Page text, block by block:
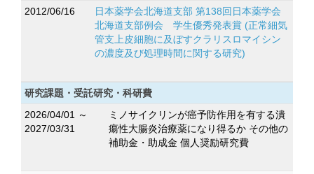
2012/06/16
日本薬学会北海道支部 第138回日本薬学会
北海道支部例会 学生優秀発表賞 (正常細気
管支上皮細胞に及ぼすクラリスロマイシン
の濃度及び処理時間に関する研究)
研究課題・受託研究・科研費
2026/04/01 ～
2027/03/31
ミノサイクリンが癌予防作用を有する潰
瘍性大腸炎治療薬になり得るか その他の
補助金・助成金 個人奨励研究費